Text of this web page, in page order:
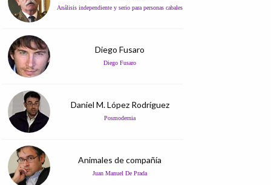
Análisis independiente y serio para personas cabales
Diego Fusaro
Diego Fusaro
Daniel M. López Rodríguez
Posmodernia
Animales de compañía
Juan Manuel De Prada